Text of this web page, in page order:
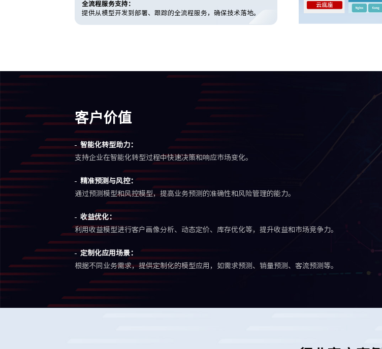
全流程服务支持：
提供从模型开发到部署、跟踪的全流程服务，确保技术落地。
客户价值
智能化转型助力：
支持企业在智能化转型过程中快速决策和响应市场变化。
精准预测与风控：
通过预测模型和风控模型，提高业务预测的准确性和风险管理的能力。
收益优化：
利用收益模型进行客户画像分析、动态定价、库存优化等，提升收益和市场竞争力。
定制化应用场景：
根据不同业务需求，提供定制化的模型应用，如需求预测、销量预测、客流预测等。